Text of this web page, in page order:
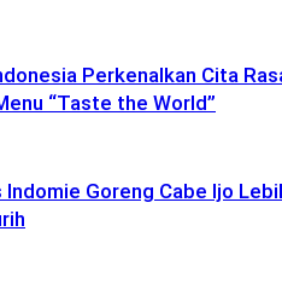
Perkenalkan Cita
“Taste the World”
Goreng Cabe Ijo